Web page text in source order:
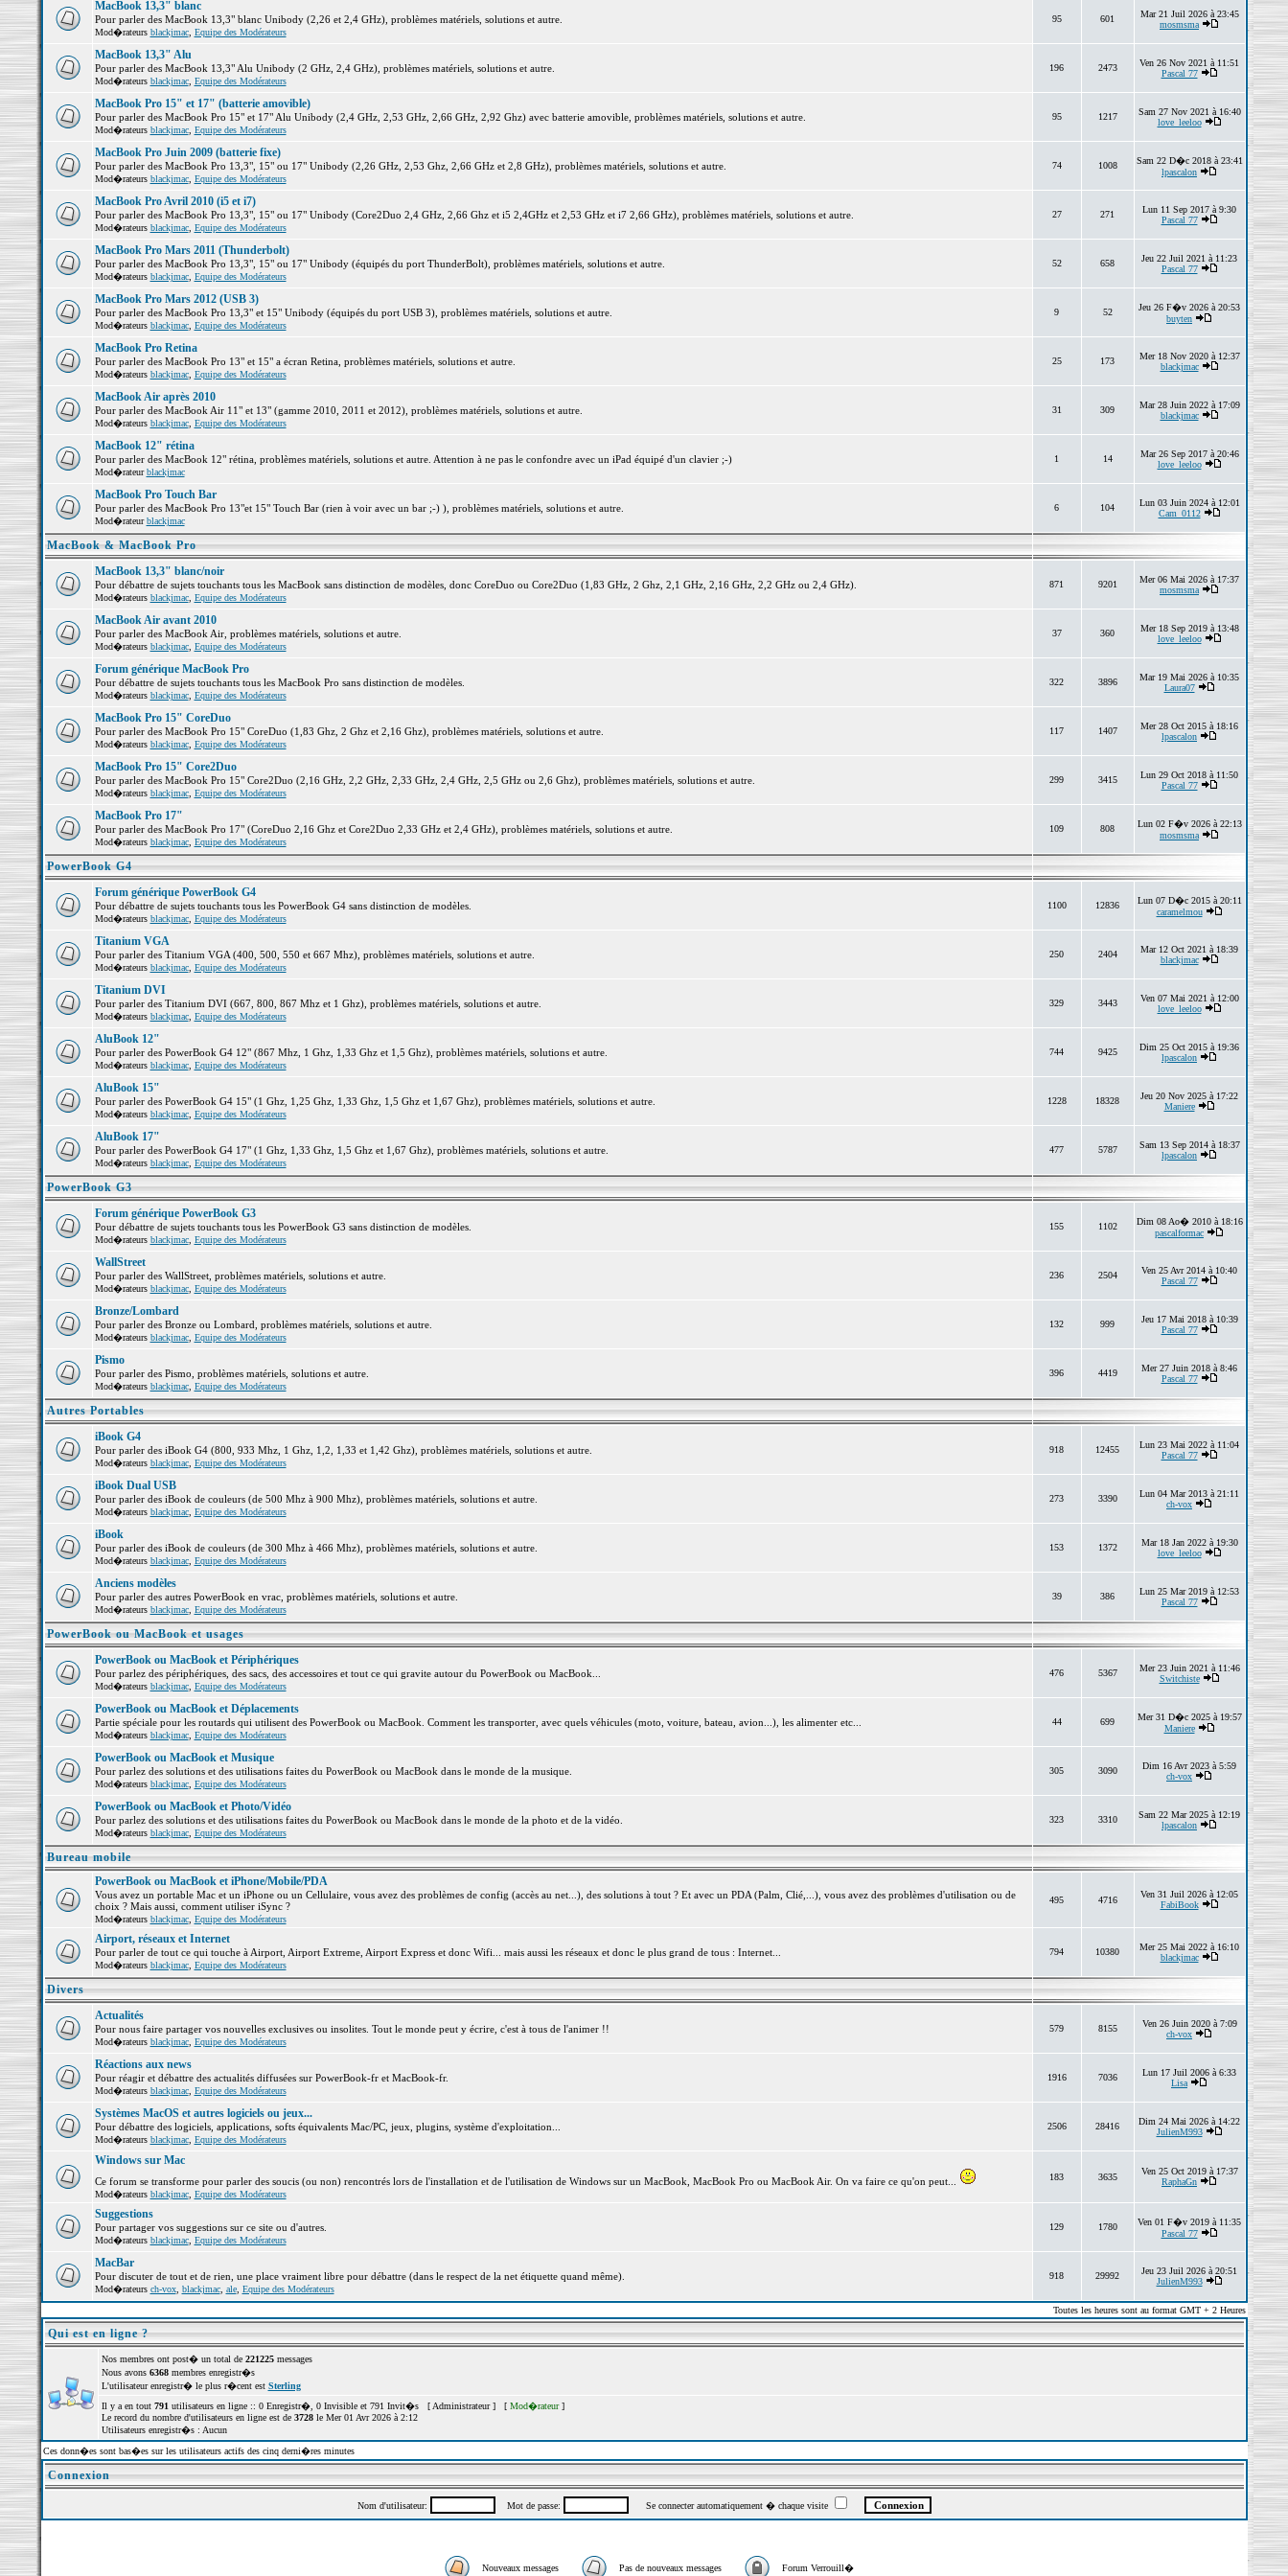
MacBook 13,3" blanc
Pour parler des MacBook 13,3" blanc Unibody (2,26 et 2,4 GHz), problèmes matériels, solutions et autre.
Mod�rateurs blackjmac, Equipe des Modérateurs
95 601
Mar 21 Juil 2026 à 23:45
mosmsma
MacBook 13,3" Alu
Pour parler des MacBook 13,3" Alu Unibody (2 GHz, 2,4 GHz), problèmes matériels, solutions et autre.
Mod�rateurs blackjmac, Equipe des Modérateurs
196 2473
Ven 26 Nov 2021 à 11:51
Pascal 77
MacBook Pro 15" et 17" (batterie amovible)
Pour parler des MacBook Pro 15" et 17" Alu Unibody (2,4 GHz, 2,53 GHz, 2,66 GHz, 2,92 Ghz) avec batterie amovible, problèmes matériels, solutions et autre.
Mod�rateurs blackjmac, Equipe des Modérateurs
95 1217
Sam 27 Nov 2021 à 16:40
love_leeloo
MacBook Pro Juin 2009 (batterie fixe)
Pour parler des MacBook Pro 13,3", 15" ou 17" Unibody (2,26 GHz, 2,53 Ghz, 2,66 GHz et 2,8 GHz), problèmes matériels, solutions et autre.
Mod�rateurs blackjmac, Equipe des Modérateurs
74 1008
Sam 22 D�c 2018 à 23:41
lpascalon
MacBook Pro Avril 2010 (i5 et i7)
Pour parler des MacBook Pro 13,3", 15" ou 17" Unibody (Core2Duo 2,4 GHz, 2,66 Ghz et i5 2,4GHz et 2,53 GHz et i7 2,66 GHz), problèmes matériels, solutions et autre.
Mod�rateurs blackjmac, Equipe des Modérateurs
27 271
Lun 11 Sep 2017 à 9:30
Pascal 77
MacBook Pro Mars 2011 (Thunderbolt)
Pour parler des MacBook Pro 13,3", 15" ou 17" Unibody (équipés du port ThunderBolt), problèmes matériels, solutions et autre.
Mod�rateurs blackjmac, Equipe des Modérateurs
52 658
Jeu 22 Juil 2021 à 11:23
Pascal 77
MacBook Pro Mars 2012 (USB 3)
Pour parler des MacBook Pro 13,3" et 15" Unibody (équipés du port USB 3), problèmes matériels, solutions et autre.
Mod�rateurs blackjmac, Equipe des Modérateurs
9 52
Jeu 26 F�v 2026 à 20:53
buyten
MacBook Pro Retina
Pour parler des MacBook Pro 13" et 15" a écran Retina, problèmes matériels, solutions et autre.
Mod�rateurs blackjmac, Equipe des Modérateurs
25 173
Mer 18 Nov 2020 à 12:37
blackjmac
MacBook Air après 2010
Pour parler des MacBook Air 11" et 13" (gamme 2010, 2011 et 2012), problèmes matériels, solutions et autre.
Mod�rateurs blackjmac, Equipe des Modérateurs
31 309
Mar 28 Juin 2022 à 17:09
blackjmac
MacBook 12" rétina
Pour parler des MacBook 12" rétina, problèmes matériels, solutions et autre. Attention à ne pas le confondre avec un iPad équipé d'un clavier ;-)
Mod�rateurblackjmac
1 14
Mar 26 Sep 2017 à 20:46
love_leeloo
MacBook Pro Touch Bar
Pour parler des MacBook Pro 13"et 15" Touch Bar (rien à voir avec un bar ;-) ), problèmes matériels, solutions et autre.
Mod�rateurblackjmac
6 104
Lun 03 Juin 2024 à 12:01
Cam_0112
MacBook & MacBook Pro
MacBook 13,3" blanc/noir
Pour débattre de sujets touchants tous les MacBook sans distinction de modèles, donc CoreDuo ou Core2Duo (1,83 GHz, 2 Ghz, 2,1 GHz, 2,16 GHz, 2,2 GHz ou 2,4 GHz).
Mod�rateurs blackjmac, Equipe des Modérateurs
871 9201
Mer 06 Mai 2026 à 17:37
mosmsma
MacBook Air avant 2010
Pour parler des MacBook Air, problèmes matériels, solutions et autre.
Mod�rateurs blackjmac, Equipe des Modérateurs
37 360
Mer 18 Sep 2019 à 13:48
love_leeloo
Forum générique MacBook Pro
Pour débattre de sujets touchants tous les MacBook Pro sans distinction de modèles.
Mod�rateurs blackjmac, Equipe des Modérateurs
322 3896
Mar 19 Mai 2026 à 10:35
Laura07
MacBook Pro 15" CoreDuo
Pour parler des MacBook Pro 15" CoreDuo (1,83 Ghz, 2 Ghz et 2,16 Ghz), problèmes matériels, solutions et autre.
Mod�rateurs blackjmac, Equipe des Modérateurs
117 1407
Mer 28 Oct 2015 à 18:16
lpascalon
MacBook Pro 15" Core2Duo
Pour parler des MacBook Pro 15" Core2Duo (2,16 GHz, 2,2 GHz, 2,33 GHz, 2,4 GHz, 2,5 GHz ou 2,6 Ghz), problèmes matériels, solutions et autre.
Mod�rateurs blackjmac, Equipe des Modérateurs
299 3415
Lun 29 Oct 2018 à 11:50
Pascal 77
MacBook Pro 17"
Pour parler des MacBook Pro 17" (CoreDuo 2,16 Ghz et Core2Duo 2,33 GHz et 2,4 GHz), problèmes matériels, solutions et autre.
Mod�rateurs blackjmac, Equipe des Modérateurs
109 808
Lun 02 F�v 2026 à 22:13
mosmsma
PowerBook G4
Forum générique PowerBook G4
Pour débattre de sujets touchants tous les PowerBook G4 sans distinction de modèles.
Mod�rateurs blackjmac, Equipe des Modérateurs
1100 12836
Lun 07 D�c 2015 à 20:11
caramelmou
Titanium VGA
Pour parler des Titanium VGA (400, 500, 550 et 667 Mhz), problèmes matériels, solutions et autre.
Mod�rateurs blackjmac, Equipe des Modérateurs
250 2404
Mar 12 Oct 2021 à 18:39
blackjmac
Titanium DVI
Pour parler des Titanium DVI (667, 800, 867 Mhz et 1 Ghz), problèmes matériels, solutions et autre.
Mod�rateurs blackjmac, Equipe des Modérateurs
329 3443
Ven 07 Mai 2021 à 12:00
love_leeloo
AluBook 12"
Pour parler des PowerBook G4 12" (867 Mhz, 1 Ghz, 1,33 Ghz et 1,5 Ghz), problèmes matériels, solutions et autre.
Mod�rateurs blackjmac, Equipe des Modérateurs
744 9425
Dim 25 Oct 2015 à 19:36
lpascalon
AluBook 15"
Pour parler des PowerBook G4 15" (1 Ghz, 1,25 Ghz, 1,33 Ghz, 1,5 Ghz et 1,67 Ghz), problèmes matériels, solutions et autre.
Mod�rateurs blackjmac, Equipe des Modérateurs
1228 18328
Jeu 20 Nov 2025 à 17:22
Maniere
AluBook 17"
Pour parler des PowerBook G4 17" (1 Ghz, 1,33 Ghz, 1,5 Ghz et 1,67 Ghz), problèmes matériels, solutions et autre.
Mod�rateurs blackjmac, Equipe des Modérateurs
477 5787
Sam 13 Sep 2014 à 18:37
lpascalon
PowerBook G3
Forum générique PowerBook G3
Pour débattre de sujets touchants tous les PowerBook G3 sans distinction de modèles.
Mod�rateurs blackjmac, Equipe des Modérateurs
155 1102
Dim 08 Ao� 2010 à 18:16
pascalformac
WallStreet
Pour parler des WallStreet, problèmes matériels, solutions et autre.
Mod�rateurs blackjmac, Equipe des Modérateurs
236 2504
Ven 25 Avr 2014 à 10:40
Pascal 77
Bronze/Lombard
Pour parler des Bronze ou Lombard, problèmes matériels, solutions et autre.
Mod�rateurs blackjmac, Equipe des Modérateurs
132 999
Jeu 17 Mai 2018 à 10:39
Pascal 77
Pismo
Pour parler des Pismo, problèmes matériels, solutions et autre.
Mod�rateurs blackjmac, Equipe des Modérateurs
396 4419
Mer 27 Juin 2018 à 8:46
Pascal 77
Autres Portables
iBook G4
Pour parler des iBook G4 (800, 933 Mhz, 1 Ghz, 1,2, 1,33 et 1,42 Ghz), problèmes matériels, solutions et autre.
Mod�rateurs blackjmac, Equipe des Modérateurs
918 12455
Lun 23 Mai 2022 à 11:04
Pascal 77
iBook Dual USB
Pour parler des iBook de couleurs (de 500 Mhz à 900 Mhz), problèmes matériels, solutions et autre.
Mod�rateurs blackjmac, Equipe des Modérateurs
273 3390
Lun 04 Mar 2013 à 21:11
ch-vox
iBook
Pour parler des iBook de couleurs (de 300 Mhz à 466 Mhz), problèmes matériels, solutions et autre.
Mod�rateurs blackjmac, Equipe des Modérateurs
153 1372
Mar 18 Jan 2022 à 19:30
love_leeloo
Anciens modèles
Pour parler des autres PowerBook en vrac, problèmes matériels, solutions et autre.
Mod�rateurs blackjmac, Equipe des Modérateurs
39 386
Lun 25 Mar 2019 à 12:53
Pascal 77
PowerBook ou MacBook et usages
PowerBook ou MacBook et Périphériques
Pour parlez des périphériques, des sacs, des accessoires et tout ce qui gravite autour du PowerBook ou MacBook...
Mod�rateurs blackjmac, Equipe des Modérateurs
476 5367
Mer 23 Juin 2021 à 11:46
Switchiste
PowerBook ou MacBook et Déplacements
Partie spéciale pour les routards qui utilisent des PowerBook ou MacBook. Comment les transporter, avec quels véhicules (moto, voiture, bateau, avion...), les alimenter etc...
Mod�rateurs blackjmac, Equipe des Modérateurs
44 699
Mer 31 D�c 2025 à 19:57
Maniere
PowerBook ou MacBook et Musique
Pour parlez des solutions et des utilisations faites du PowerBook ou MacBook dans le monde de la musique.
Mod�rateurs blackjmac, Equipe des Modérateurs
305 3090
Dim 16 Avr 2023 à 5:59
ch-vox
PowerBook ou MacBook et Photo/Vidéo
Pour parlez des solutions et des utilisations faites du PowerBook ou MacBook dans le monde de la photo et de la vidéo.
Mod�rateurs blackjmac, Equipe des Modérateurs
323 3310
Sam 22 Mar 2025 à 12:19
lpascalon
Bureau mobile
PowerBook ou MacBook et iPhone/Mobile/PDA
Vous avez un portable Mac et un iPhone ou un Cellulaire, vous avez des problèmes de config (accès au net...), des solutions à tout ? Et avec un PDA (Palm, Clié,...), vous avez des problèmes d'utilisation ou de
choix ? Mais aussi, comment utiliser iSync ?
Mod�rateurs blackjmac, Equipe des Modérateurs
495 4716
Ven 31 Juil 2026 à 12:05
FabiBook
Airport, réseaux et Internet
Pour parler de tout ce qui touche à Airport, Airport Extreme, Airport Express et donc Wifi... mais aussi les réseaux et donc le plus grand de tous : Internet...
Mod�rateurs blackjmac, Equipe des Modérateurs
794 10380
Mer 25 Mai 2022 à 16:10
blackjmac
Divers
Actualités
Pour nous faire partager vos nouvelles exclusives ou insolites. Tout le monde peut y écrire, c'est à tous de l'animer !!
Mod�rateurs blackjmac, Equipe des Modérateurs
579 8155
Ven 26 Juin 2020 à 7:09
ch-vox
Réactions aux news
Pour réagir et débattre des actualités diffusées sur PowerBook-fr et MacBook-fr.
Mod�rateurs blackjmac, Equipe des Modérateurs
1916 7036
Lun 17 Juil 2006 à 6:33
Lisa
Systèmes MacOS et autres logiciels ou jeux...
Pour débattre des logiciels, applications, softs équivalents Mac/PC, jeux, plugins, système d'exploitation...
Mod�rateurs blackjmac, Equipe des Modérateurs
2506 28416
Dim 24 Mai 2026 à 14:22
JulienM993
Windows sur Mac
Ce forum se transforme pour parler des soucis (ou non) rencontrés lors de l'installation et de l'utilisation de Windows sur un MacBook, MacBook Pro ou MacBook Air. On va faire ce qu'on peut...
Mod�rateurs blackjmac, Equipe des Modérateurs
183 3635
Ven 25 Oct 2019 à 17:37
RaphaGn
Suggestions
Pour partager vos suggestions sur ce site ou d'autres.
Mod�rateurs blackjmac, Equipe des Modérateurs
129 1780
Ven 01 F�v 2019 à 11:35
Pascal 77
MacBar
Pour discuter de tout et de rien, une place vraiment libre pour débattre (dans le respect de la net étiquette quand même).
Mod�rateurs ch-vox, blackjmac, ale, Equipe des Modérateurs
918 29992
Jeu 23 Juil 2026 à 20:51
JulienM993
Toutes les heures sont au format GMT + 2 Heures
Qui est en ligne ?
Nos membres ont post� un total de 221225messages
Nous avons 6368membres enregistr�s
L'utilisateur enregistr� le plus r�cent est Sterling
Il y a en tout 791 utilisateurs en ligne :: 0 Enregistr�, 0 Invisible et 791 Invit�s [ Administrateur] [ Mod�rateur]
Le record du nombre d'utilisateurs en ligne est de 3728le Mer 01 Avr 2026 à 2:12
Utilisateurs enregistr�s : Aucun
Ces donn�es sont bas�es sur les utilisateurs actifs des cinq derni�res minutes
Connexion
Nom d'utilisateur: Mot de passe: Se connecter automatiquement � chaque visite
Nouveaux messages Pas de nouveaux messages Forum Verrouill�